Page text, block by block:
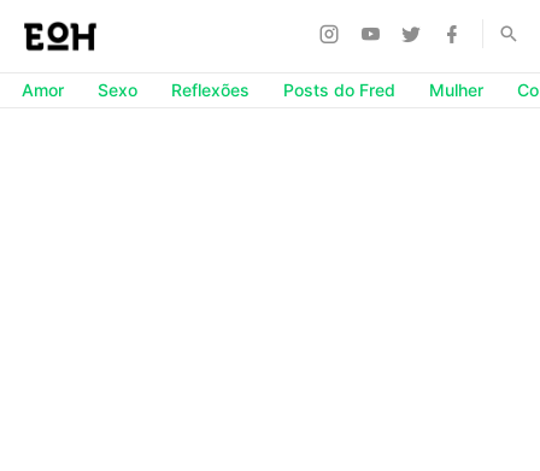
Amor Sexo Reflexões Posts do Fred Mulher